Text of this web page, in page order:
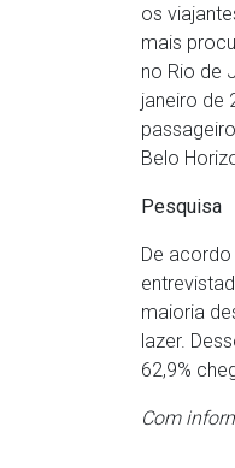
os
mais
no Rio de
janeiro de
Belo
Pesquisa
De
maioria
lazer.
62,9%
Com